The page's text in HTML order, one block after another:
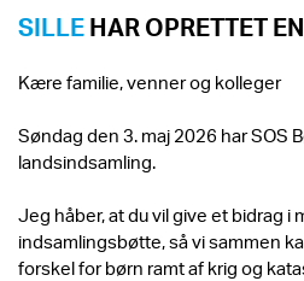
SILLEHAR OPRETTET
Kære familie, venner og kolleger
Søndag den 3. maj 2026 har SOS
landsindsamling.
Jeg håber, at du vil give et bidrag i
indsamlingsbøtte, så vi sammen
forskel for børn ramt af krig og